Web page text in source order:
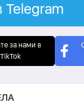
за нами в
TikTok